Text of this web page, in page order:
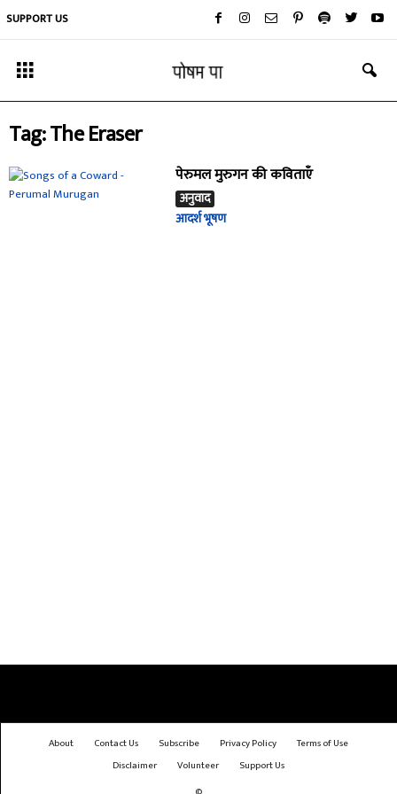
SUPPORT US
Tag: The Eraser
पेरुमल मुरुगन की कविताएँ
अनुवाद
आदर्श भूषण
About Contact Us Subscribe Privacy Policy
Terms of Use
Disclaimer
Volunteer
Support Us